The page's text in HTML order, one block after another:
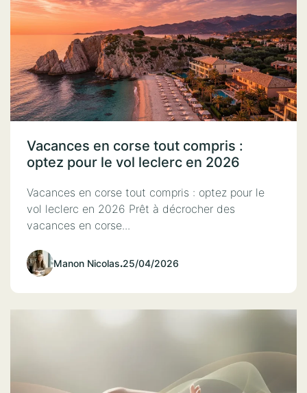
Vacances en corse tout compris :
optez pour le vol leclerc en 2026
Vacances en corse tout compris : optez pour le
vol leclerc en 2026 Prêt à décrocher des
vacances en corse...
Manon Nicolas.25/04/2026